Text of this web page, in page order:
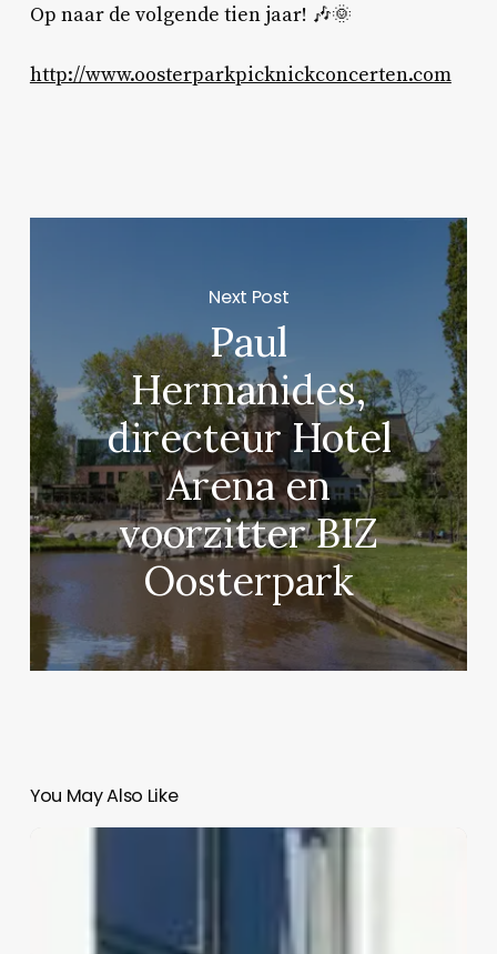
Op naar de volgende tien jaar! 🎶🌞
http://www.oosterparkpicknickconcerten.com
Next Post
Paul
Hermanides,
directeur Hotel
Arena en
voorzitter BIZ
Oosterpark
You May Also Like